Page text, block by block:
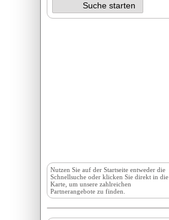
Nutzen Sie auf derStartseite entweder die
Schnellsuche oder klicken Sie direkt in die
Karte, um unsere zahlreichen
Partnerangebote zu finden.